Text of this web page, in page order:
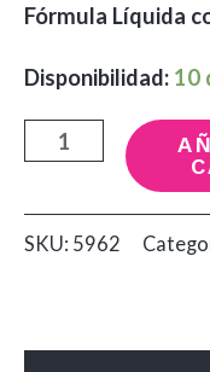
Fórmula Líquida
Disponibilidad: 10
Leche
Ana
Maria
SKU: 5962